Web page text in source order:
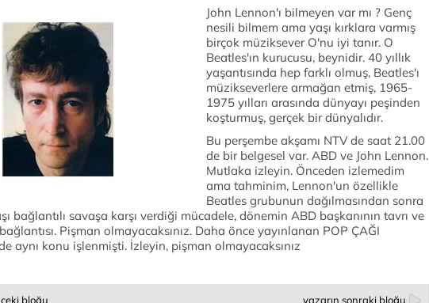
John Lennon'ı bilmeyen var mı ? Genç
nesili bilmem ama yaşı kırklara varmış
birçok müziksever O'nu iyi tanır. O
Beatles'ın kurucusu, beynidir. 40 yıllık
yaşantısında hep farklı olmuş, Beatles'ı
müzikseverlere armağan etmiş, 1965-
1975 yılları arasında dünyayı peşinden
koşturmuş, gerçek bir dünyalıdır.
Bu perşembe akşamı NTV de saat 21.00
de bir belgesel var. ABD ve John Lennon.
Mutlaka izleyin. Önceden izlemedim
ama tahminim, Lennon'un özellikle
Beatles grubunun dağılmasından sonra
bağlantılı savaşa karşı verdiği mücadele, dönemin ABD başkanının tavrı ve
Pişman olmayacaksınız. Daha önce yayınlanan POP ÇAĞI
aynı konu işlenmişti. İzleyin, pişman olmayacaksınız
bloğu yazarın sonraki bloğu